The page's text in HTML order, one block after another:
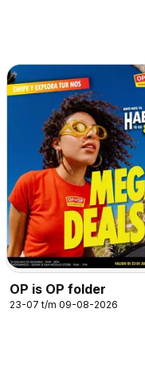
OP is OP folder
23-07 t/m 09-08-2026